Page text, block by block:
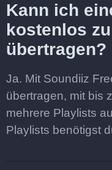
Kann ich
kostenlos
übertragen?
Ja. Mit Soundiiz
übertragen, mit bis
mehrere Playlists
Playlists benötigst